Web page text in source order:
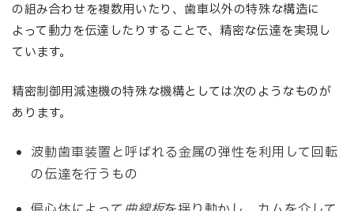
の組み合わせを複数用いたり、歯車以外の特殊な構造に
よって動力を伝達したりすることで、精密な伝達を実現し
ています。
精密制御用減速機の特殊な機構としては次のようなものが
あります。
波動歯車装置と呼ばれる金属の弾性を利用して回転
の伝達を行うもの